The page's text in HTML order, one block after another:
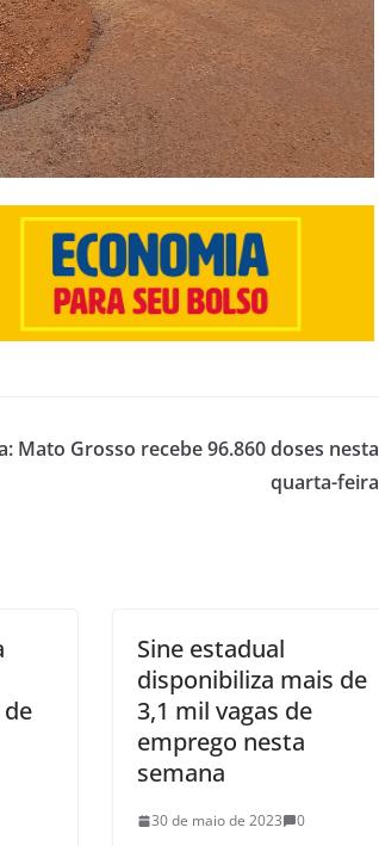
Mato Grosso recebe 96.860 doses nesta
quarta-feira
Sine estadual
disponibiliza mais de
3,1 mil vagas de
emprego nesta
semana
30 de maio de 2023 0